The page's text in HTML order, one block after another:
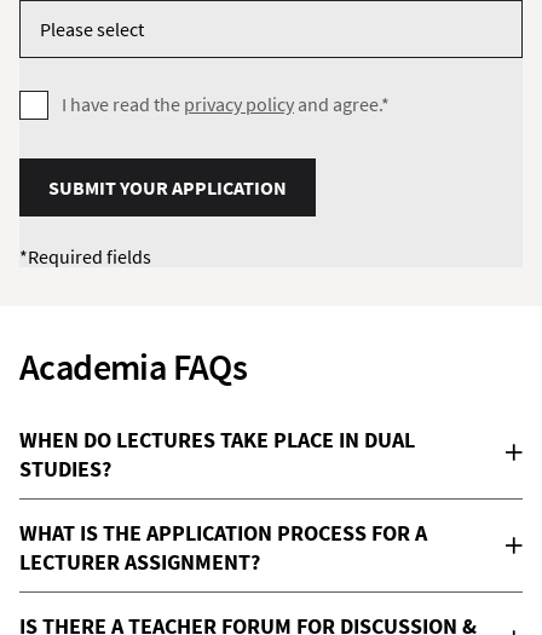
I have read the privacy policy and agree.*
SUBMIT YOUR APPLICATION
*Required fields
Academia FAQs
WHEN DO LECTURES TAKE PLACE IN DUAL
STUDIES?
WHAT IS THE APPLICATION PROCESS FOR A
LECTURER ASSIGNMENT?
IS THERE A TEACHER FORUM FOR DISCUSSION &